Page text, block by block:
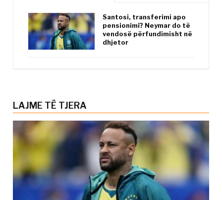
Santosi, transferimi apo
pensionimi? Neymar do të
vendosë përfundimisht në
dhjetor
LAJME TË TJERA